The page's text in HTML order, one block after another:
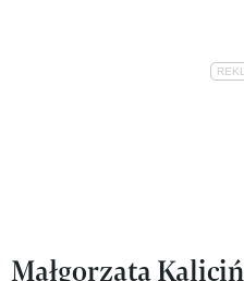
Małgorzata